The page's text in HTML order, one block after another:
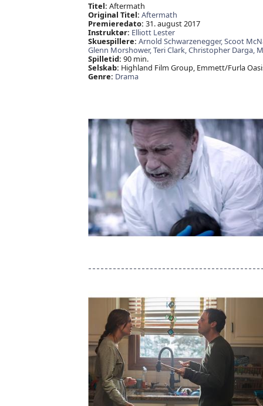
Titel: Aftermath
Original Titel: Aftermath
Premieredato: 31. august 2017
Instruktør: Elliott Lester
Skuespillere: Arnold Schwarzenegger,Scoot
Glenn Morshower,Teri Clark,Christopher Darga,
Spilletid: 90 min.
Selskab: Highland Film Group, Emmett/Furla
Genre: Drama